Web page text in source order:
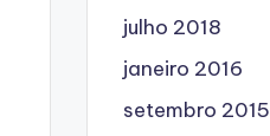
julho 2018
janeiro 2016
setembro 2015